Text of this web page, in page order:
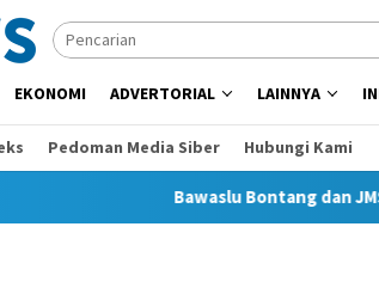
EKONOMI ADVERTORIAL LAINNYA
Pedoman Media Siber Hubungi Kami
Bawaslu Bontang dan JMSI Bontang